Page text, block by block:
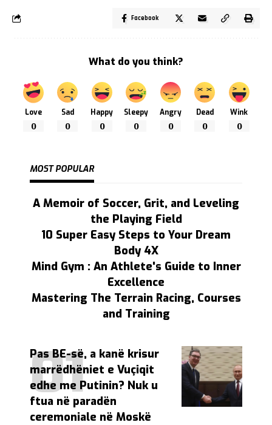
Facebook
What do you think?
Love
0
Sad
0
Happy
0
Sleepy
0
Angry
0
Dead
0
Wink
0
MOST POPULAR
A Memoir of Soccer, Grit, and Leveling
the Playing Field
10 Super Easy Steps to Your Dream
Body 4X
Mind Gym : An Athlete's Guide to Inner
Excellence
Mastering The Terrain Racing, Courses
and Training
Pas BE-së, a kanë krisur
marrëdhëniet e Vuçiqit
edhe me Putinin? Nuk u
ftua në paradën
ceremoniale në Moskë